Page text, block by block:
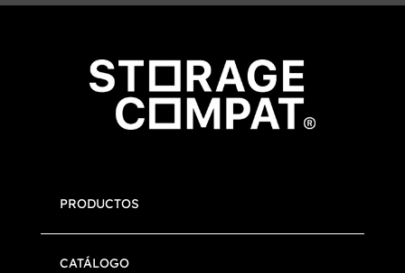
PRODUCTOS
CATÁLOGO